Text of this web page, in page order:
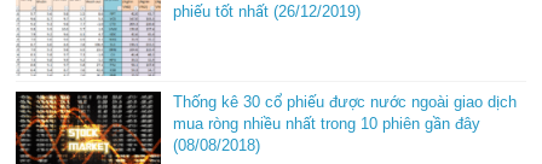
phiếu tốt nhất (26/12/2019)
Thống kê 30 cổ phiếu được nước ngoài giao dịch
mua ròng nhiều nhất trong 10 phiên gần đây
(08/08/2018)